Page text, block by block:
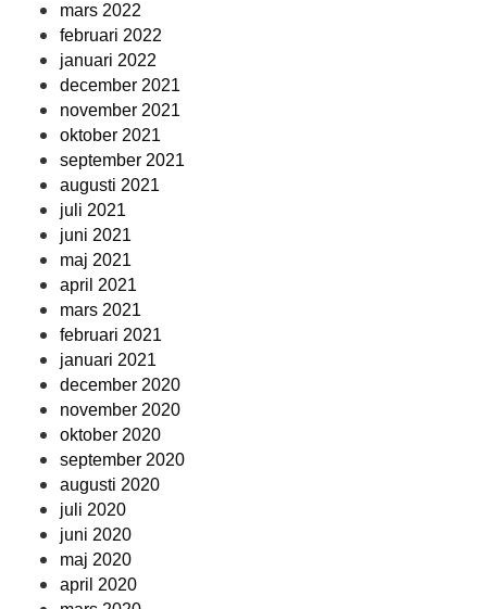
mars 2022
februari 2022
januari 2022
december 2021
november 2021
oktober 2021
september 2021
augusti 2021
juli 2021
juni 2021
maj 2021
april 2021
mars 2021
februari 2021
januari 2021
december 2020
november 2020
oktober 2020
september 2020
augusti 2020
juli 2020
juni 2020
maj 2020
april 2020